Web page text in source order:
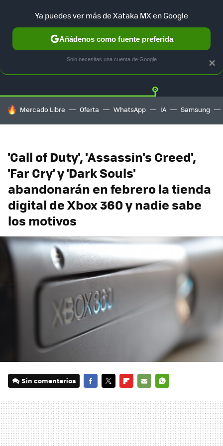
Twitter
HOY SE HABLA DE
Mercado Libre Oferta WhatsApp IA Samsung
'Call of Duty', 'Assassin's Creed',
'Far Cry' y 'Dark Souls'
abandonarán en febrero la tienda
digital de Xbox 360 y nadie sabe
los motivos
Sin comentarios
MAIL
×
Ya puedes ver más de Xataka MX en Google
Añádenos como fuente preferida
Solo necesitas una cuenta de Google